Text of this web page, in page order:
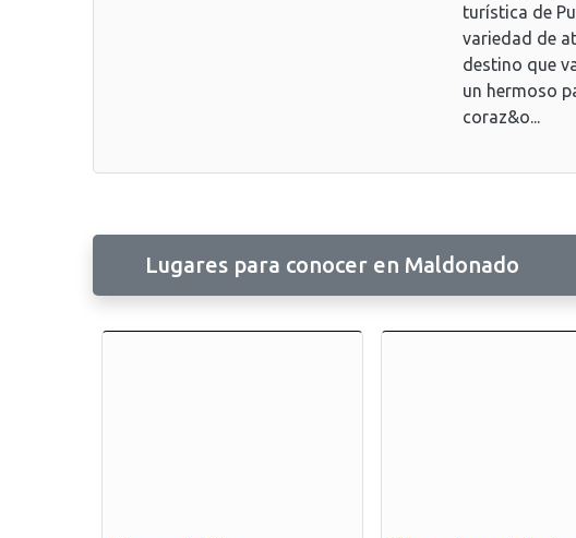
turística de
variedad de
destino que
un hermoso
coraz&o...
Lugares para conocer en Maldonado